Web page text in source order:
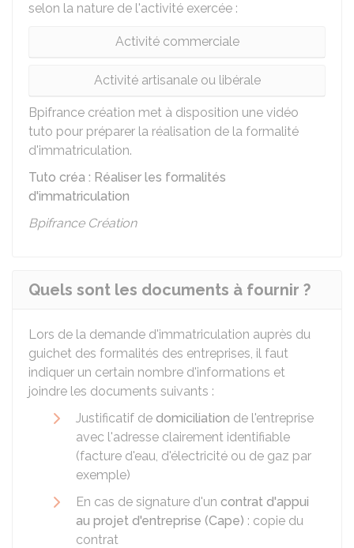
selon la nature de l'activité exercée :
Activité commerciale
Activité artisanale ou libérale
Bpifrance création met à disposition une vidéo
tuto pour préparer la réalisation de la formalité
d'immatriculation.
Tuto créa : Réaliser les formalités
d'immatriculation
Bpifrance Création
Quels sont les documents à fournir ?
Lors de la demande d'immatriculation auprès du
guichet des formalités des entreprises, il faut
indiquer un certain nombre d'informations et
joindre les documents suivants :
Justificatif de domiciliation de l'entreprise
avec l'adresse clairement identifiable
(facture d'eau, d'électricité ou de gaz par
exemple)
En cas de signature d'un contrat d'appui
au projet d'entreprise (Cape) : copie du
contrat